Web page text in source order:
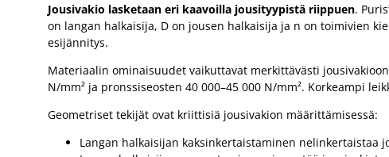
Jousivakio lasketaan eri kaavoilla jousityypistä riippuen.
on langan halkaisija, D on jousen halkaisija ja n on toimivien
esijännitys.
Materiaalin ominaisuudet vaikuttavat merkittävästi
N/mm² ja pronssiseosten 40 000–45 000 N/mm². Korkeampi
Geometriset tekijät ovat kriittisiä jousivakion määrittämisessä:
Langan halkaisijan kaksinkertaistaminen nelinkertaistaa